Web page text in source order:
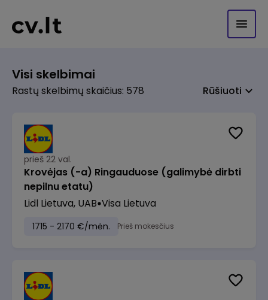
Visi skelbimai
Rastų skelbimų skaičius: 578 Rūšiuoti
prieš 22 val.
Krovėjas (-a) Ringauduose (galimybė dirbti
nepilnu etatu)
Lidl Lietuva, UAB Visa Lietuva
1715 - 2170 €/mėn. Prieš mokesčius